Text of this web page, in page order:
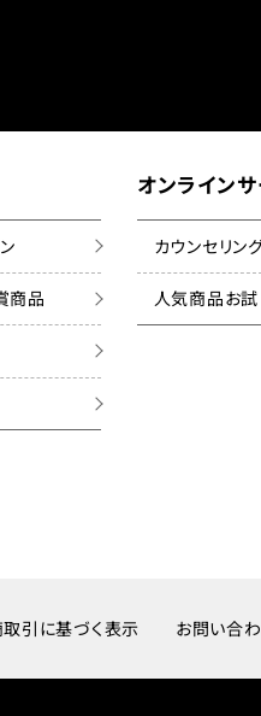
商品
オンライン
カウンセリン
人気商品お
引に基づく表示 お問い合